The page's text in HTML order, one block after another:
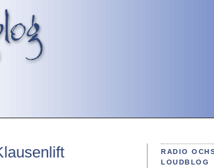
RADIO
LOUDBLOG